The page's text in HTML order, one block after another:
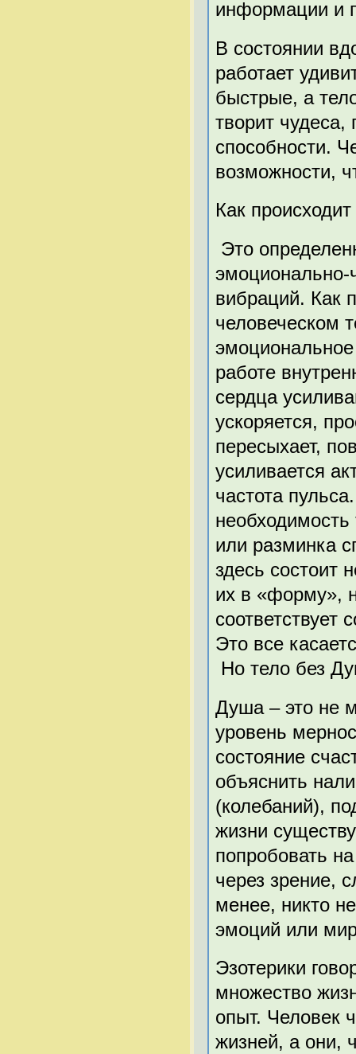
информации и
В состоянии
работает
быстрые, а
творит чудеса,
способности.
возможности,
Как
Это
эмоционально-
вибраций. Как
человеческом
работе
сердца
ускоряется,
пересыхает,
усиливается
частота
или разминка
здесь состоит
их в «форму»,
соответствует
Это все
Но тело без
Душа – это не
уровень
состояние
объяснить
(колебаний),
жизни
попробовать
через зрение,
менее, никто
эмоций или
Эзотерики
множество
опыт. Человек
жизней, а они,